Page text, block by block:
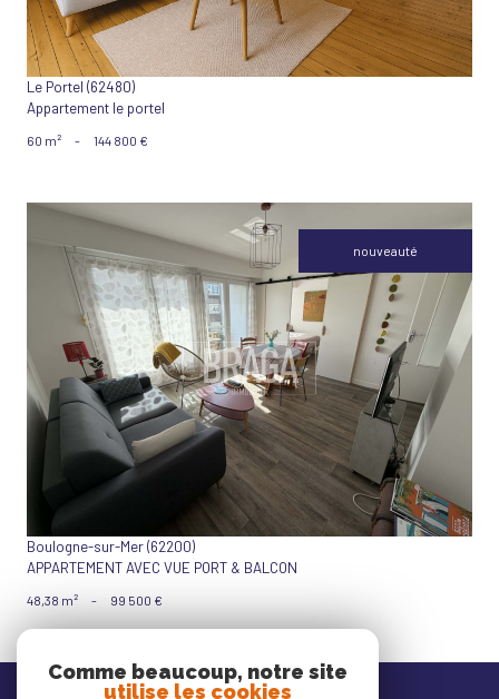
Le Portel (62480)
Appartement le portel
60 m² - 144 800 €
nouveauté
VOIR LE BIEN
Boulogne-sur-Mer (62200)
APPARTEMENT AVEC VUE PORT & BALCON
48,38 m² - 99 500 €
Nos
Comme beaucoup, notre site
utilise les cookies